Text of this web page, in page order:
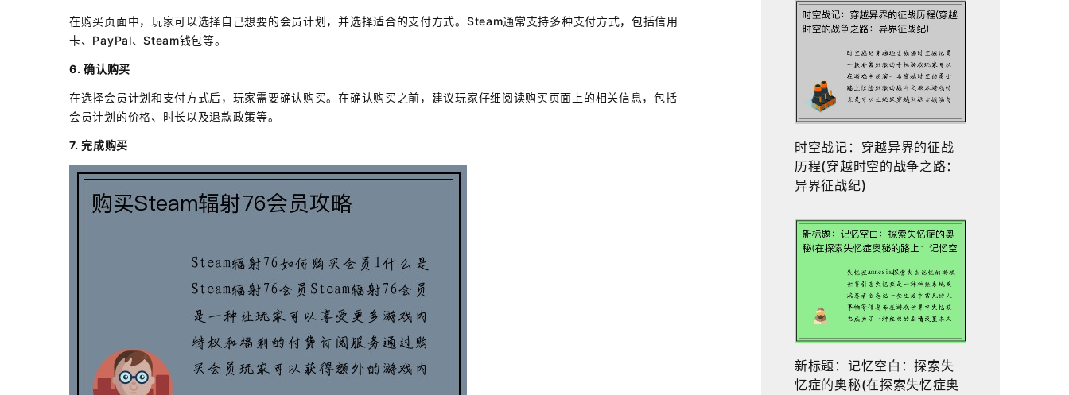
在购买页面中，玩家可以选择自己想要的会员计划，并选择适合的支付方式。Steam通常支持多种支付方式，包括信用
卡、PayPal、Steam钱包等。
6. 确认购买
在选择会员计划和支付方式后，玩家需要确认购买。在确认购买之前，建议玩家仔细阅读购买页面上的相关信息，包括
会员计划的价格、时长以及退款政策等。
7. 完成购买
时空战记：穿越异界的征战
历程(穿越时空的战争之路：
异界征战纪)
新标题：记忆空白：探索失
忆症的奥秘(在探索失忆症奥